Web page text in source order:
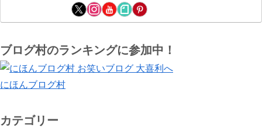
ブログ村のランキングに参加中！
にほんブログ村
カテゴリー